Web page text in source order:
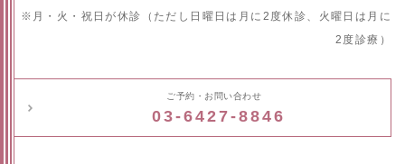
※月・火・祝日が休診（ただし日曜日は月に2度休診、火曜日は月に
2度診療）
ご予約・お問い合わせ
03-6427-8846